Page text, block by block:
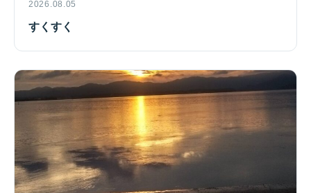
2026.08.05
すくすく